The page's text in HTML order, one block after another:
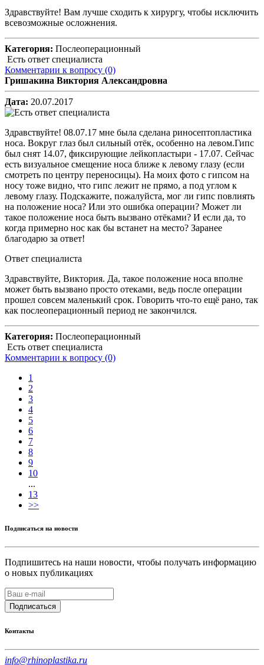
Здравствуйте! Вам лучше сходить к хирургу, чтобы исключить
всевозможные осложнения.
Категория: Послеоперационный
Есть ответ специалиста
Комментарии к вопросу (0)
Гришакина Виктория Александровна
Дата: 20.07.2017
Здравствуйте! 08.07.17 мне была сделана риносептопластика
носа. Вокруг глаз был сильный отёк, особенно на левом.Гипс
был снят 14.07, фиксирующие лейкопластыри - 17.07. Сейчас
есть визуальное смещение носа ближе к левому глазу (если
смотреть по центру переносицы). На моих фото с гипсом на
носу тоже видно, что гипс лежит не прямо, а под углом к
левому глазу. Подскажите, пожалуйста, мог ли гипс повлиять
на положение носа? Или это ошибка операции? Может ли
такое положение носа быть вызвано отёками? И если да, то
когда примерно нос как бы встанет на место? Заранее
благодарю за ответ!
Ответ специалиста
Здравствуйте, Виктория. Да, такое положение носа вполне
может быть вызвано просто отеками, ведь после операции
прошел совсем маленький срок. Говорить что-то ещё рано, так
как послеоперационный период не закончился.
Категория: Послеоперационный
Есть ответ специалиста
Комментарии к вопросу (0)
1
2
3
4
5
6
7
8
9
10
...
13
>>
Подписаться на новости
Подпишитесь на наши новости, чтобы получать информацию
о новых публикациях
Подписаться
Контакты
info@rhinoplastika.ru